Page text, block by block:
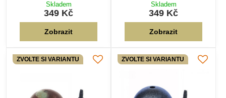
Skladem
349 Kč
Zobrazit
Skladem
349 Kč
Zobrazit
ZVOLTE SI VARIANTU ZVOLTE SI VARIANTU